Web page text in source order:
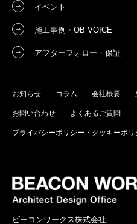
ビーコンワークス株式会社
イベント
施工事例・OB VOICE
アフターフォロー・保証
お知らせ コラム 会社概要
お問い合わせ よくあるご質問
プライバシーポリシー・クッキーポリ